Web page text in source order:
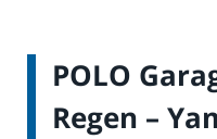
POLO
Regen –